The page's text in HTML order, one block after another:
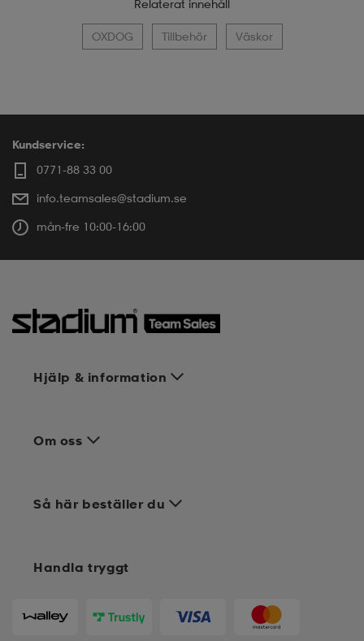
Relaterat innehåll
OXDOG Tillbehör Väskor
Kundservice:
0771-88 33 00
info.teamsales@stadium.se
mån-fre 10:00-16:00
Hjälp & information
Om oss
Handla tryggt
Så här beställer du